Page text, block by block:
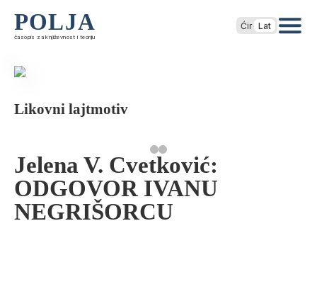
POLJA
časopis za književnost i teoriju
Ćir Lat
Likovni lajtmotiv
Jelena V. Cvetković:
ODGOVOR IVANU
NEGRIŠORCU